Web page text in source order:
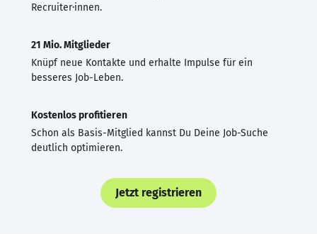
Recruiter·innen.
21 Mio. Mitglieder
Knüpf neue Kontakte und erhalte Impulse für ein
besseres Job-Leben.
Kostenlos profitieren
Schon als Basis-Mitglied kannst Du Deine Job-Suche
deutlich optimieren.
Jetzt registrieren